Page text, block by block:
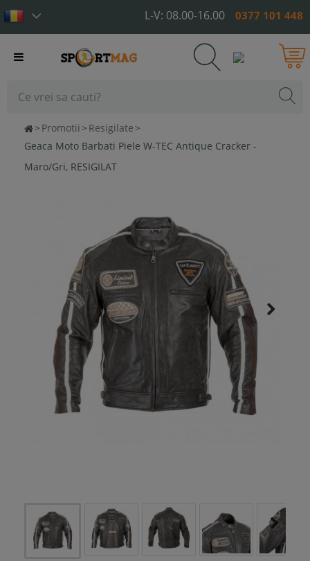
L-V: 08.00-16.00 0377 101 448
Toggle
> Promotii > Resigilate >
Geaca Moto Barbati Piele W-TEC Antique Cracker -
Maro/Gri, RESIGILAT